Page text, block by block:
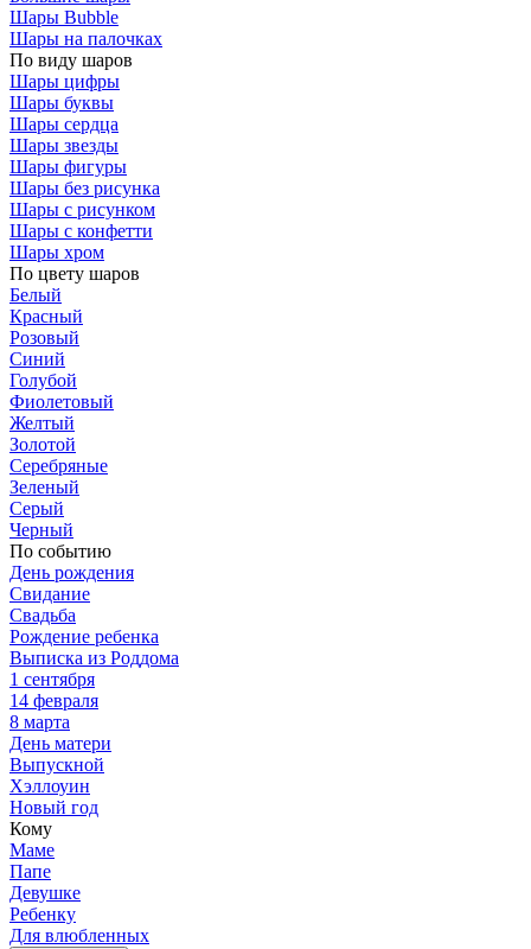
Шары Bubble
Шары на палочках
По виду шаров
Шары цифры
Шары буквы
Шары сердца
Шары звезды
Шары фигуры
Шары без рисунка
Шары с рисунком
Шары с конфетти
Шары хром
По цвету шаров
Белый
Красный
Розовый
Синий
Голубой
Фиолетовый
Желтый
Золотой
Серебряные
Зеленый
Серый
Черный
По событию
День рождения
Свидание
Свадьба
Рождение ребенка
Выписка из Роддома
1 сентября
14 февраля
8 марта
День матери
Выпускной
Хэллоуин
Новый год
Кому
Маме
Папе
Девушке
Ребенку
Для влюбленных